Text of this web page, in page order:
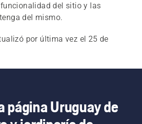
del sitio y las
del mismo.
por última vez el 25 de
página Uruguay de